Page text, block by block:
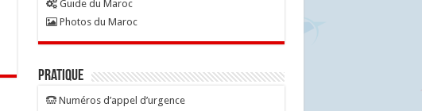
Guide du Maroc
Photos du Maroc
Pratique
Numéros d’appel d’urgence